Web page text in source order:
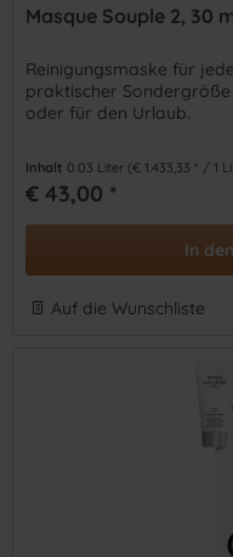
Masque Souple 2, 30
Reinigungsmaske für
praktischer
oder für den Urlaub.
Inhalt 0.03 Liter (€ 1.433,33 * / 1
€ 43,00 *
In den
Auf die Wunschliste